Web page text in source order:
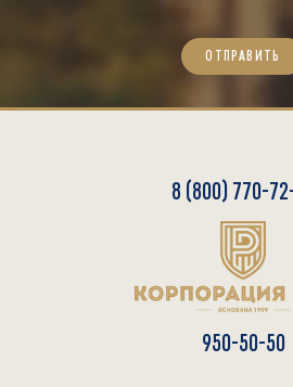
ОТПРАВИТЬ
8 (800) 770-
950-50-50